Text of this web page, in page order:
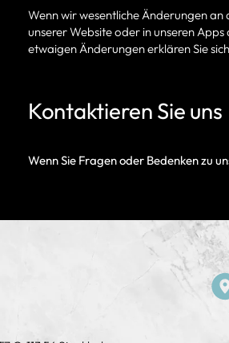
Wenn wir wesentliche Änderungen
unserer Website oder in unseren
etwaigen Änderungen erklären Sie
Kontaktieren Sie uns
Wenn Sie Fragen oder Bedenken zu